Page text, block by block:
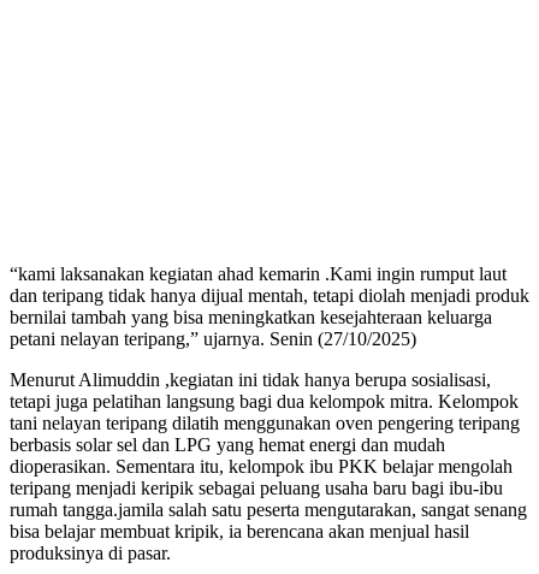
“kami laksanakan kegiatan ahad kemarin .Kami ingin rumput laut
dan teripang tidak hanya dijual mentah, tetapi diolah menjadi produk
bernilai tambah yang bisa meningkatkan kesejahteraan keluarga
petani nelayan teripang,” ujarnya. Senin (27/10/2025)
Menurut Alimuddin ,kegiatan ini tidak hanya berupa sosialisasi,
tetapi juga pelatihan langsung bagi dua kelompok mitra. Kelompok
tani nelayan teripang dilatih menggunakan oven pengering teripang
berbasis solar sel dan LPG yang hemat energi dan mudah
dioperasikan. Sementara itu, kelompok ibu PKK belajar mengolah
teripang menjadi keripik sebagai peluang usaha baru bagi ibu-ibu
rumah tangga.jamila salah satu peserta mengutarakan, sangat senang
bisa belajar membuat kripik, ia berencana akan menjual hasil
produksinya di pasar.